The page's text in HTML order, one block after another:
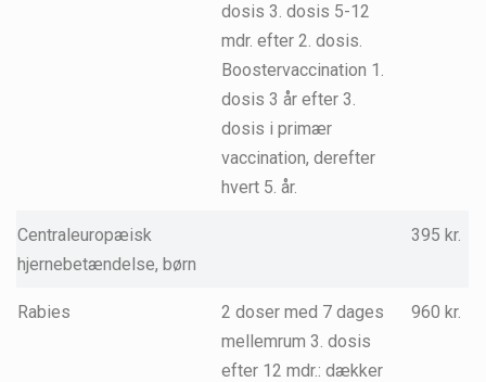
dosis 3. dosis 5-12
mdr. efter 2. dosis.
Boostervaccination 1.
dosis 3 år efter 3.
dosis i primær
vaccination, derefter
hvert 5. år.
Centraleuropæisk
hjernebetændelse, børn
395 kr.
Rabies
2 doser med 7 dages
mellemrum 3. dosis
efter 12 mdr.: dækker
960 kr.